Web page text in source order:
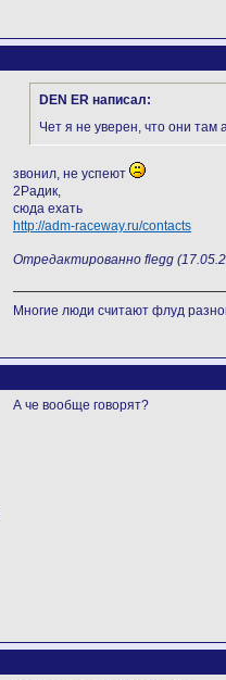
DEN ER написал:
Чет я не уверен, что они там
звонил, не успеют
2Радик,
сюда ехать
http://adm-raceway.ru/contacts
Отредактированно flegg
Многие люди считают флуд
А че вообще говорят?